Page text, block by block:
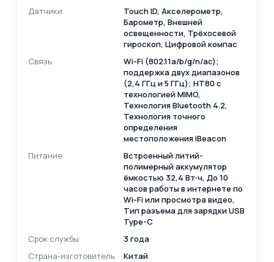
Датчики
Touch ID, Акселерометр,
Барометр, Внешней
освещенности, Трёхосевой
гироскоп, Цифровой компас
Связь
Wi‑Fi (802.11a/b/g/n/ac);
поддержка двух диапазонов
(2,4 ГГц и 5 ГГц); HT80 с
технологией MIMO,
Технология Bluetooth 4.2,
Технология точного
определения
местоположения iBeacon
Питание
Встроенный литий-
полимерный аккумулятор
ёмкостью 32,4 Вт∙ч, До 10
часов работы в интернете по
Wi‑Fi или просмотра видео,
Тип разъема для зарядки USB
Type-C
Срок службы
3 года
Страна-изготовитель
Китай